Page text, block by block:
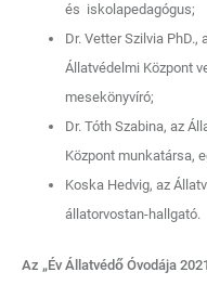
és iskolapedagógus;
Dr. Vetter Szilvia
Állatvédelmi Központ
mesekönyvíró;
Dr. Tóth Szabina, az
Központ munkatársa,
Koska Hedvig, az
állatorvostan-hallgató.
Az „Év Állatvédő Óvodája